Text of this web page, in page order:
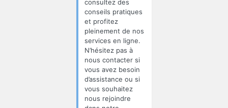
consultez des
conseils pratiques
et profitez
pleinement de nos
services en ligne.
N’hésitez pas à
nous contacter si
vous avez besoin
d’assistance ou si
vous souhaitez
nous rejoindre